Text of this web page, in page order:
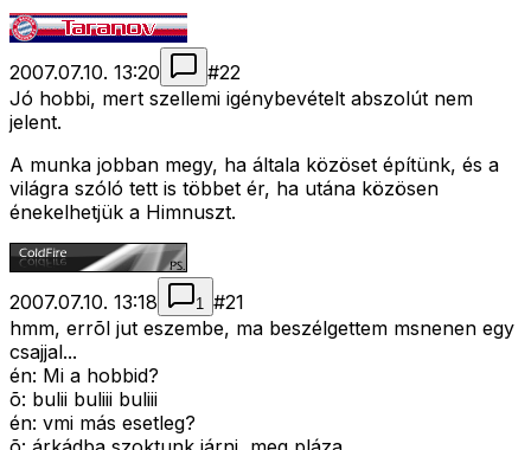
2007.07.10. 13:20 #22
Jó hobbi, mert szellemi igénybevételt abszolút nem
jelent.
A munka jobban megy, ha általa közöset építünk, és a
világra szóló tett is többet ér, ha utána közösen
énekelhetjük a Himnuszt.
2007.07.10. 13:18 1 #21
hmm, errõl jut eszembe, ma beszélgettem msnenen egy
csajjal...
én: Mi a hobbid?
õ: bulii buliii buliii
én: vmi más esetleg?